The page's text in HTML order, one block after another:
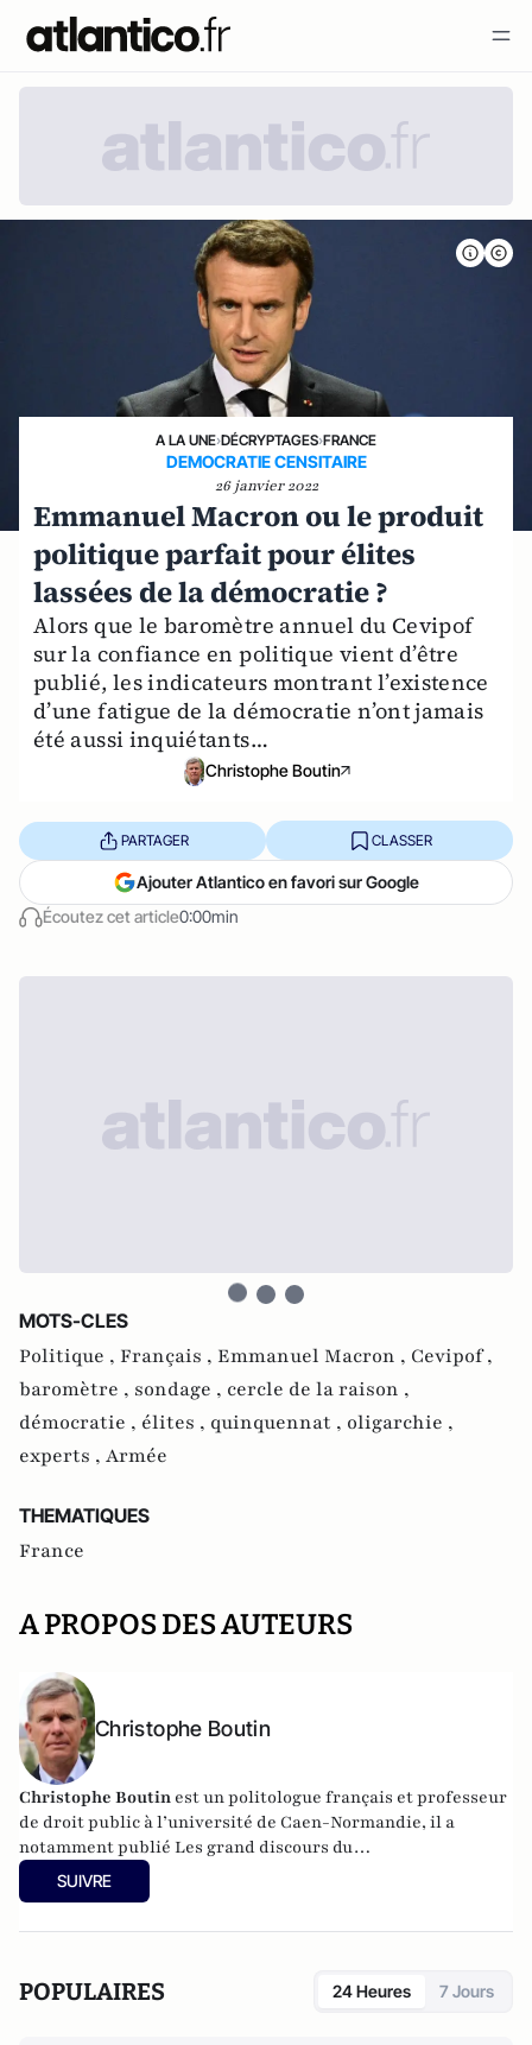
A LA UNE›DÉCRYPTAGES›FRANCE
DEMOCRATIE CENSITAIRE
26 janvier 2022
Emmanuel Macron ou le produit
politique parfait pour élites
lassées de la démocratie ?
Alors que le baromètre annuel du Cevipof
sur la confiance en politique vient d’être
publié, les indicateurs montrant l’existence
d’une fatigue de la démocratie n’ont jamais
été aussi inquiétants…
Christophe Boutin
Écoutez cet article0:00min
PARTAGER CLASSER
Ajouter Atlantico en favori sur Google
MOTS-CLES
Politique , Français , Emmanuel Macron , Cevipof ,
baromètre , sondage , cercle de la raison ,
démocratie , élites , quinquennat , oligarchie ,
experts , Armée
THEMATIQUES
France
A PROPOS DES AUTEURS
Christophe Boutin
Christophe Boutin est un politologue français et professeur
de droit public à l’université de Caen-Normandie, il a
notamment publié Les grand discours du
XXe siècle(Flammarion 2009) et co-dirigé
du conservatisme
SUIVRE
POPULAIRES 24 Heures 7 Jours